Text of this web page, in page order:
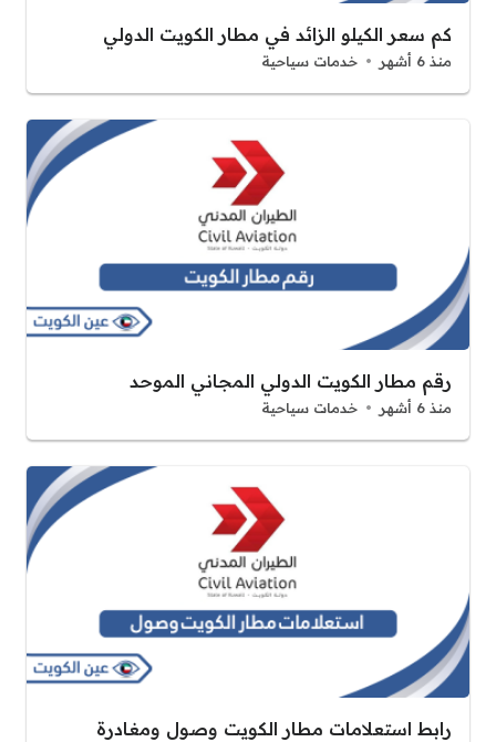
كم سعر الكيلو الزائد في مطار الكويت الدولي
منذ 6 أشهر خدمات سياحية
رقم مطار الكويت الدولي المجاني الموحد
منذ 6 أشهر خدمات سياحية
رابط استعلامات مطار الكويت وصول ومغادرة